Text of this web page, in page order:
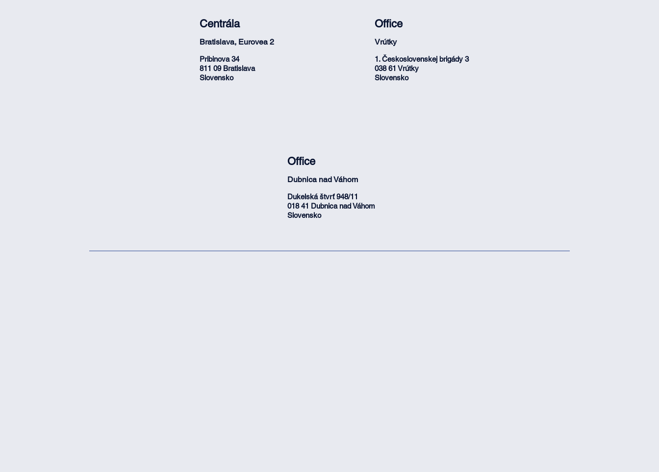
Centrála
Bratislava, Eurovea 2
Pribinova 34
811 09 Bratislava
Slovensko
Office
Vrútky
1. Československej brigády 3
038 61 Vrútky
Slovensko
Office
Dubnica nad Váhom
Dukelská štvrť 948/11
018 41 Dubnica nad Váhom
Slovensko